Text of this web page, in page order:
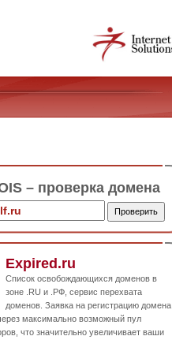
– проверка домена
Expired.ru
Список освобождающихся доменов в
зоне .RU и .РФ, сервис перехвата
доменов. Заявка на регистрацию домена
максимально возможный пул
что значительно увеличивает ваши